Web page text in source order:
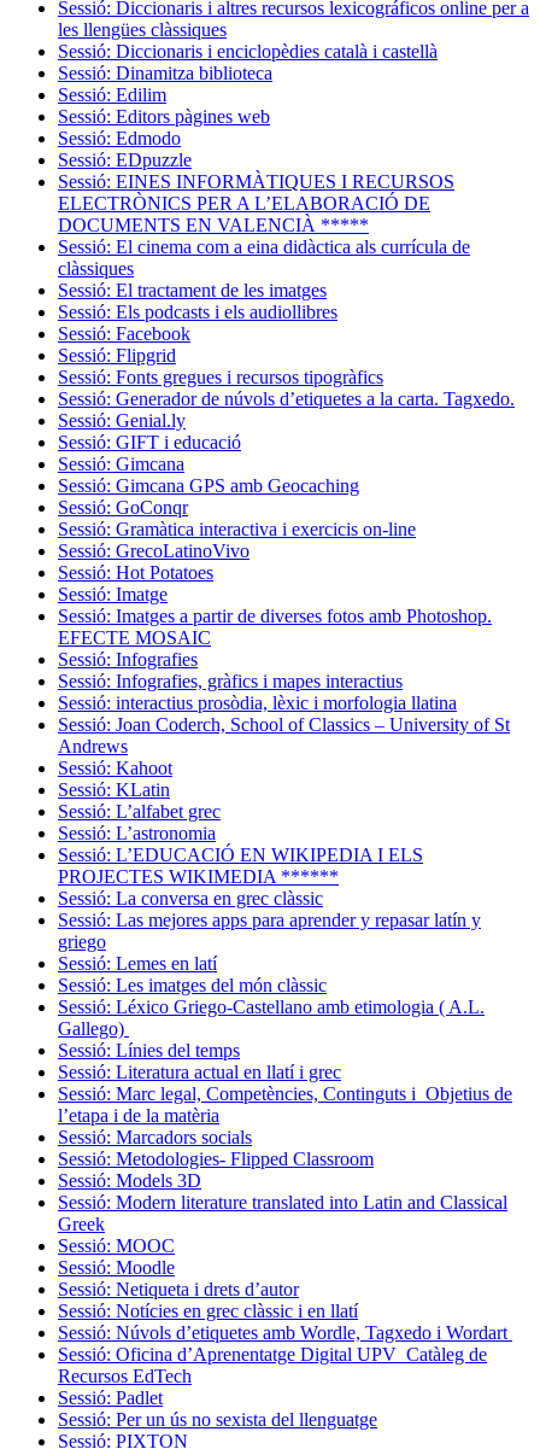
Sessió: Diccionaris i altres recursos lexicográficos online per a
les llengües clàssiques
Sessió: Diccionaris i enciclopèdies català i castellà
Sessió: Dinamitza biblioteca
Sessió: Edilim
Sessió: Editors pàgines web
Sessió: Edmodo
Sessió: EDpuzzle
Sessió: EINES INFORMÀTIQUES I RECURSOS
ELECTRÒNICS PER A L’ELABORACIÓ DE
DOCUMENTS EN VALENCIÀ *****
Sessió: El cinema com a eina didàctica als currícula de
clàssiques
Sessió: El tractament de les imatges
Sessió: Els podcasts i els audiollibres
Sessió: Facebook
Sessió: Flipgrid
Sessió: Fonts gregues i recursos tipogràfics
Sessió: Generador de núvols d’etiquetes a la carta. Tagxedo.
Sessió: Genial.ly
Sessió: GIFT i educació
Sessió: Gimcana
Sessió: Gimcana GPS amb Geocaching
Sessió: GoConqr
Sessió: Gramàtica interactiva i exercicis on-line
Sessió: GrecoLatinoVivo
Sessió: Hot Potatoes
Sessió: Imatge
Sessió: Imatges a partir de diverses fotos amb Photoshop.
EFECTE MOSAIC
Sessió: Infografies
Sessió: Infografies, gràfics i mapes interactius
Sessió: interactius prosòdia, lèxic i morfologia llatina
Sessió: Joan Coderch, School of Classics – University of St
Andrews
Sessió: Kahoot
Sessió: KLatin
Sessió: L’alfabet grec
Sessió: L’astronomia
Sessió: L’EDUCACIÓ EN WIKIPEDIA I ELS
PROJECTES WIKIMEDIA ******
Sessió: La conversa en grec clàssic
Sessió: Las mejores apps para aprender y repasar latín y
griego
Sessió: Lemes en latí
Sessió: Les imatges del món clàssic
Sessió: Léxico Griego-Castellano amb etimologia ( A.L.
Gallego)
Sessió: Línies del temps
Sessió: Literatura actual en llatí i grec
Sessió: Marc legal, Competències, Continguts i Objetius de
l’etapa i de la matèria
Sessió: Marcadors socials
Sessió: Metodologies- Flipped Classroom
Sessió: Models 3D
Sessió: Modern literature translated into Latin and Classical
Greek
Sessió: MOOC
Sessió: Moodle
Sessió: Netiqueta i drets d’autor
Sessió: Notícies en grec clàssic i en llatí
Sessió: Núvols d’etiquetes amb Wordle, Tagxedo i Wordart
Sessió: Oficina d’Aprenentatge Digital UPV_Catàleg de
Recursos EdTech
Sessió: Padlet
Sessió: Per un ús no sexista del llenguatge
Sessió: PIXTON